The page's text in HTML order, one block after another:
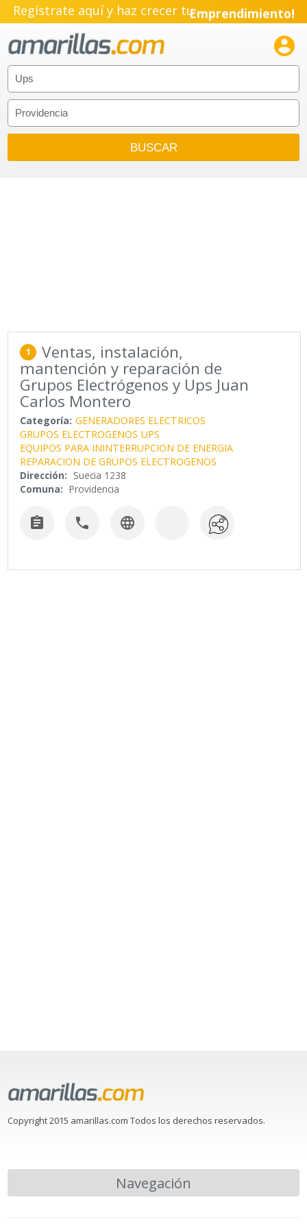
Regístrate aquí y haz crecer tuEmprendimiento!

1 Ventas, instalación,
mantención y reparación de
Grupos Electrógenos y Ups Juan
Carlos Montero
Categoría: GENERADORES ELECTRICOS
GRUPOS ELECTROGENOS UPS
EQUIPOS PARA ININTERRUPCION DE ENERGIA
REPARACION DE GRUPOS ELECTROGENOS
Dirección: Suecia 1238
Comuna: Providencia
  
Copyright 2015 amarillas.com Todos los derechos reservados.
Navegación